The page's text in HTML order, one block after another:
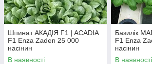
Шпинат АКАДІЯ F1 | ACADIA
F1 Enza Zaden 25 000
насінин
В наявності
Базилік
F1 Enza
насінин
В наявності